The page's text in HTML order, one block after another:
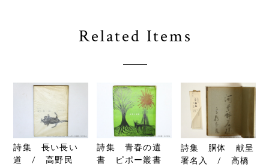
Related Items
詩集 長い長い
道 / 高野民
詩集 青春の遺
書 ピポー叢書
詩集 胴体 献呈
署名入 / 高橋